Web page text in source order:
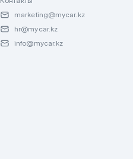
marketing@mycar.kz
hr@mycar.kz
info@mycar.kz